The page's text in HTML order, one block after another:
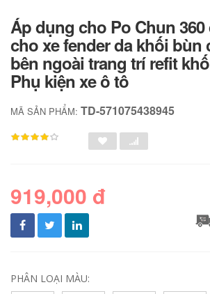
Áp dụng cho Po Chun
cho xe fender da khối bùn
bên ngoài trang trí refit
Phụ kiện xe ô tô
MÃ SẢN PHẨM: TD-571075438945
919,000 đ
PHÂN LOẠI MÀU: